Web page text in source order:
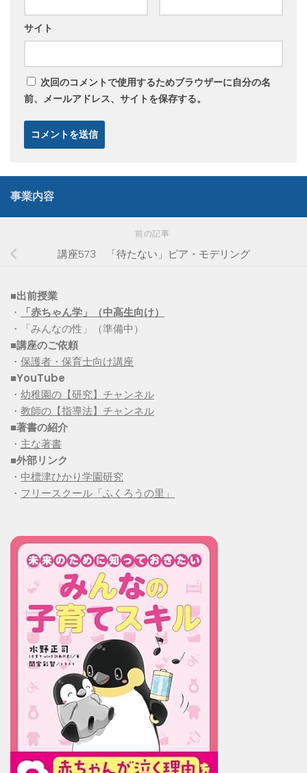
サイト
次回のコメントで使用するためブラウザーに自分の名
前、メールアドレス、サイトを保存する。
事業内容
前の記事
講座573 「待たない」ピア・モデリング
■出前授業
・
「赤ちゃん学」（中高生向け）
・「みんなの性」（準備中）
■講座のご依頼
・ 保護者・保育士向け講座
■YouTube
・ 幼稚園の【研究】チャンネル
・ 教師の【指導法】チャンネル
■著書の紹介
・ 主な著書
■外部リンク
・ 中標津ひかり学園研究
・ フリースクール「ふくろうの里」